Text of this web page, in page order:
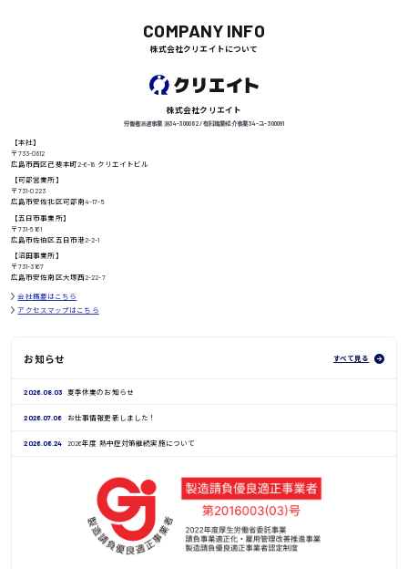
高知県
鳥取県
日給8000円〜
COMPANY INFO
株式会社クリエイトについて
株式会社クリエイト
労働者派遣事業 派34-300062 / 有料職業紹介事業 34-ユ-300091
【本社】
〒733-0812
広島市西区己斐本町2-6-18 クリエイトビル
【可部営業所】
〒731-0223
広島市安佐北区可部南4-17-5
【五日市事業所】
〒731-5161
広島市佐伯区五日市港2-2-1
【沼田事業所】
〒731-3167
広島市安佐南区大塚西2-22-7
会社概要はこちら
アクセスマップはこちら
お知らせ すべて見る
2026.08.03 夏季休業のお知らせ
2026.07.06 お仕事情報更新しました！
2026.06.24 2026年度 熱中症対策継続実施について